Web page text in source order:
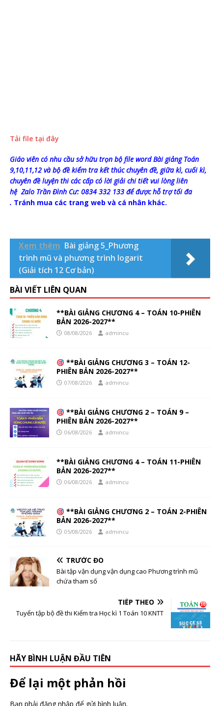
Tải file tại đây
Giáo viên có nhu cầu sở hữu trọn bộ file word Bài giảng Toán
9,10,11,12 và bộ đề kiểm tra kết thúc chuyên đề, giữa kì, cuối kì,
chuyên đề luyện thi các cấp có lời giải chi tiết vui lòng liên
hệZalo Trần Đình Cư: 0834 332 133 để được hỗ trợ tối đa
. Tránh mua các trang web và cá nhân khác.
Xem thêm Bài giảng 5_Phương
trình mũ và phương trình logarit
(Giải tích 12 Cơ bản)
BÀI VIẾT LIÊN QUAN
**BÀI GIẢNG CHƯƠNG 4 – TOÁN 10-PHIÊN
BẢN 2026-2027**
08/08/2026 admincu
**BÀI GIẢNG CHƯƠNG 3 – TOÁN 12-
PHIÊN BẢN 2026-2027**
07/08/2026 admincu
**BÀI GIẢNG CHƯƠNG 2 – TOÁN 9 –
PHIÊN BẢN 2026-2027**
06/08/2026 admincu
**BÀI GIẢNG CHƯƠNG 4 – TOÁN 11-PHIÊN
BẢN 2026-2027**
06/08/2026 admincu
**BÀI GIẢNG CHƯƠNG 2 – TOÁN 2-PHIÊN
BẢN 2026-2027**
05/08/2026 admincu
TRƯỚC ĐÓ
Bài tập vận dụng vận dụng cao Phương trình mũ
chứa tham số
TIẾP THEO
Tuyển tập bộ đề thi Kiểm tra Học kì 1 Toán 10 KNTT
HÃY BÌNH LUẬN ĐẦU TIÊN
Để lại một phản hồi
Bạn phải đăng nhập để gửi bình luận.